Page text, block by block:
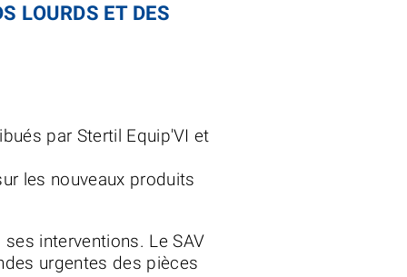
LOURDS ET DES
par Stertil Equip'VI et
les nouveaux produits
interventions. Le SAV
urgentes des pièces